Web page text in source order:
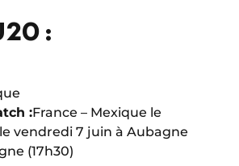
:
:France – Mexique le
vendredi 7 juin à Aubagne
(17h30)